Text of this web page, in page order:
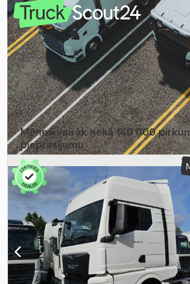
balts, pārnesuma veids: automātisks , emisijas
Ražošanas gads:2022, cilindru skaits:6, dzinēja
stūres rata pozīcija:kreisais , Aprīkojums:pilna
stūres pastiprinātājs,
Mēnesī vairāk nekā 140 000
pieprasījumu
Izvēlēties tirgotāja